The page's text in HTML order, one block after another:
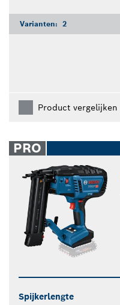
Varianten: 2
Product vergelijken
PRO
Spijkerlengte